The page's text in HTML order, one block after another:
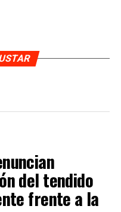
del tendido
frente a la